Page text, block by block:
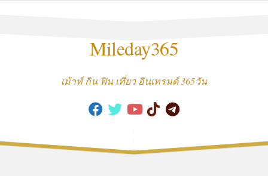
Mileday365
เม้าท์ กิน ฟิน เที่ยว อินเทรนด์ 365วัน